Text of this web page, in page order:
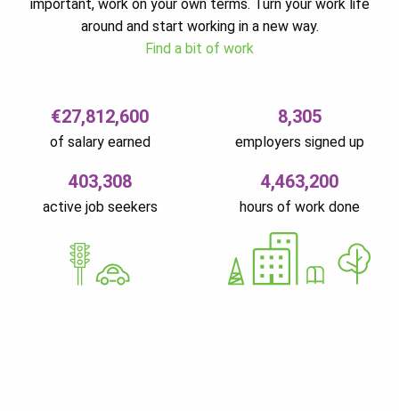
important, work on your own terms. Turn your work life
around and start working in a new way.
Find a bit of work
€27,812,600
of salary earned
8,305
employers signed up
403,308
active job seekers
4,463,200
hours of work done